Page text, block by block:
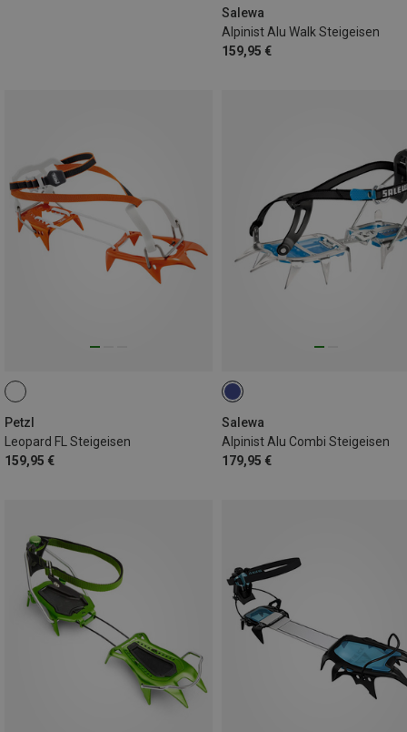
Salewa
Alpinist Alu Walk Steigeisen
159,95 €
Petzl
Leopard FL Steigeisen
159,95 €
Salewa
Alpinist Alu Combi Steigeisen
179,95 €